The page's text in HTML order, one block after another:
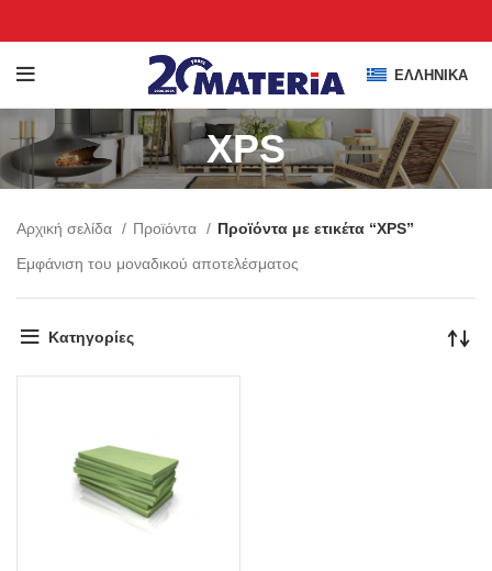
ΕΛΛΗΝΙΚΆ
XPS
Αρχική σελίδα Προϊόντα
Προϊόντα με ετικέτα “XPS”
Εμφάνιση του μοναδικού αποτελέσματος
Κατηγορίες